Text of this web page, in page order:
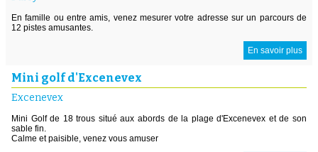
En famille ou entre amis, venez mesurer votre adresse sur un parcours de
12 pistes amusantes.
En savoir plus
Mini golf d'Excenevex
Excenevex
Mini Golf de 18 trous situé aux abords de la plage d'Excenevex et de son
sable fin.
Calme et paisible, venez vous amuser